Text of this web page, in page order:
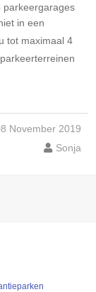
parkeergarages
in een
tot maximaal 4
November 2019
Sonja